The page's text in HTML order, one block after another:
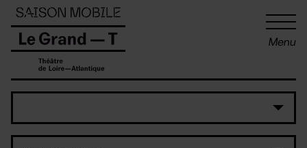
Menu
Panneau de gestion des cookies